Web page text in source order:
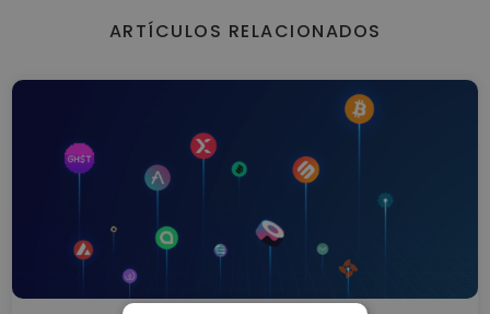
ARTÍCULOS RELACIONADOS